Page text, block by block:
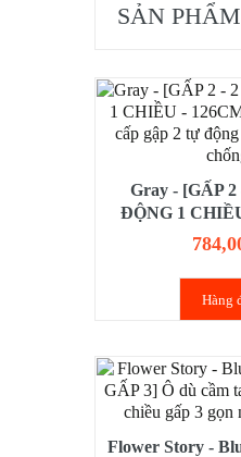
SẢN
Gray - [GẤP
ĐỘNG 1
cầm tay cao
chiều chống
Hàng
Flower Story -